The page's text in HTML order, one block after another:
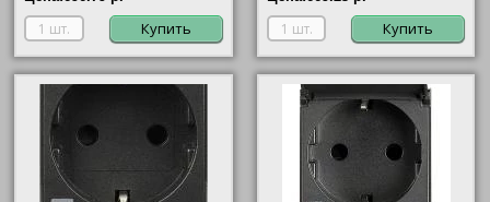
Купить Купить